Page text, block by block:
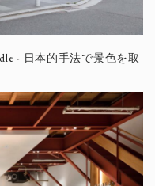
- 日本的手法で景色を取